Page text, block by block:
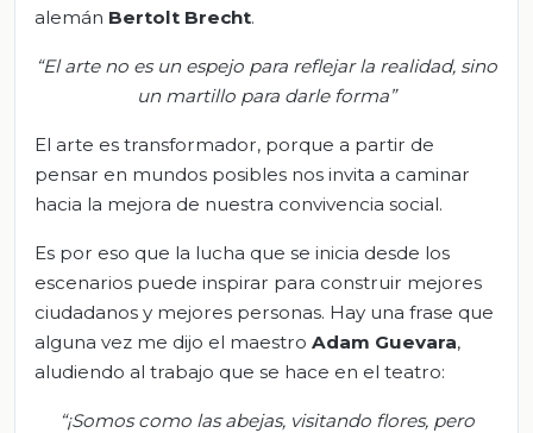
alemán Bertolt Brecht.
“El arte no es un espejo para reflejar la realidad, sino
un martillo para darle forma”
El arte es transformador, porque a partir de
pensar en mundos posibles nos invita a caminar
hacia la mejora de nuestra convivencia social.
Es por eso que la lucha que se inicia desde los
escenarios puede inspirar para construir mejores
ciudadanos y mejores personas. Hay una frase que
alguna vez me dijo el maestro Adam Guevara,
aludiendo al trabajo que se hace en el teatro:
“¡Somos como las abejas, visitando flores, pero